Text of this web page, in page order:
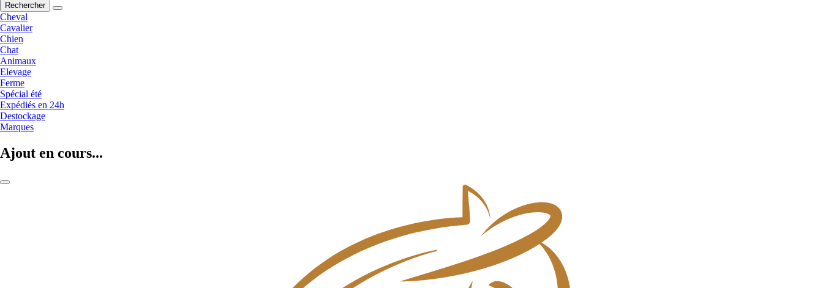
Rechercher
Cheval
Cavalier
Chien
Chat
Animaux
Elevage
Ferme
Spécial été
Expédiés en 24h
Destockage
Marques
Ajout en cours...